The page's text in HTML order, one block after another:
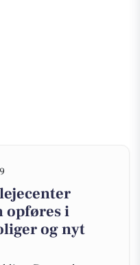
opføres i
og nyt